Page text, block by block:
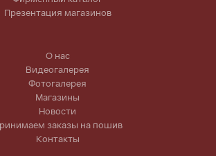
Презентация магазинов
О нас
Видеогалерея
Фотогалерея
Магазины
Новости
заказы на пошив
Контакты